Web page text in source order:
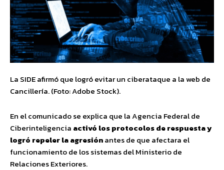
La SIDE afirmó que logró evitar un ciberataque a la web de
Cancillería. (Foto: Adobe Stock).
En el comunicado se explica que la Agencia Federal de
Ciberinteligencia activó los protocolos de respuesta y
logró repeler la agresiónantes de que afectara el
funcionamiento de los sistemas del Ministerio de
Relaciones Exteriores.